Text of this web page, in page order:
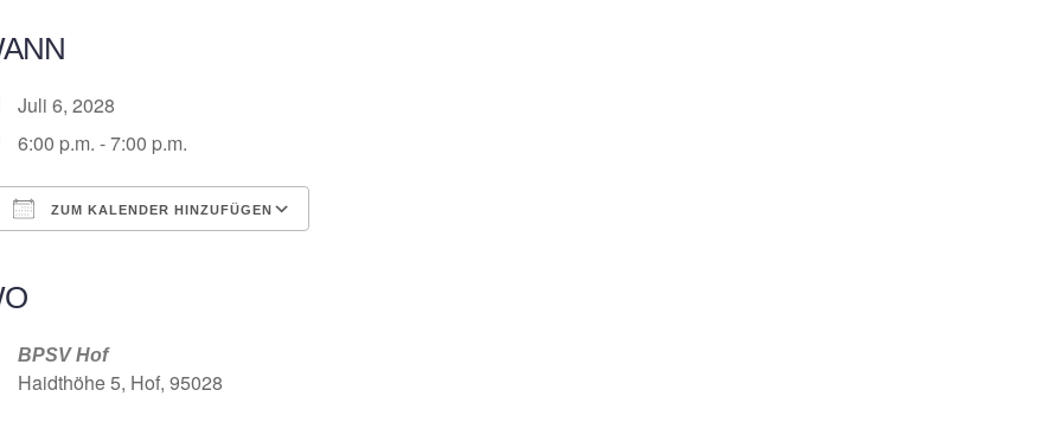
Juli 6, 2028
6:00 p.m. - 7:00 p.m.
ZUM KALENDER HINZUFÜGEN
BPSV Hof
Haidthöhe 5, Hof, 95028